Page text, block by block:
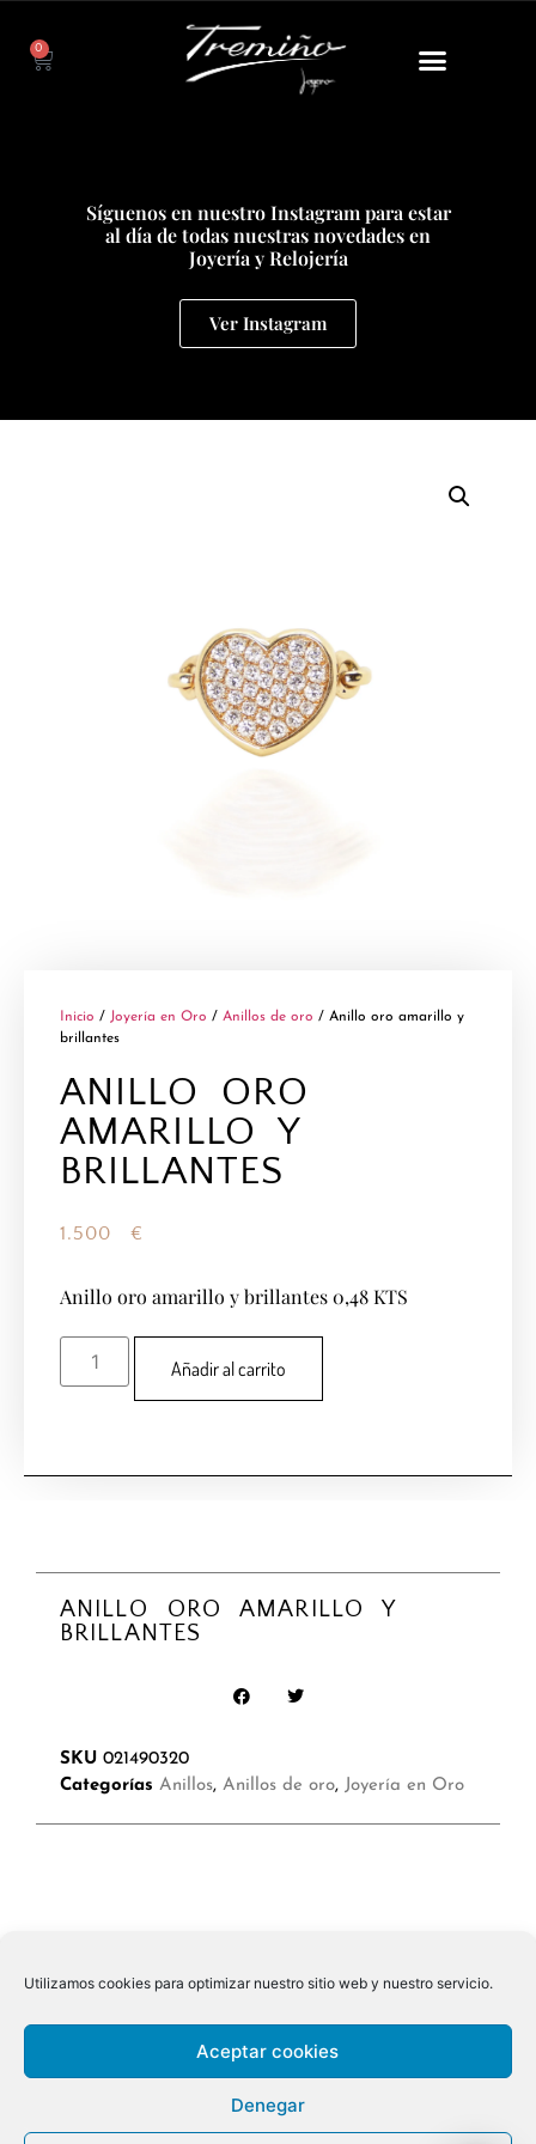
Utilizamos cookies para optimizar nuestro sitio web y nuestro servicio.
Aceptar cookies
Denegar
0
Síguenos en nuestro Instagram para estar
al día de todas nuestras novedades en
Joyería y Relojería
Ver Instagram
Inicio / Joyería en Oro / Anillos de oro / Anillo oro amarillo y
brillantes
ANILLO ORO
AMARILLO Y
BRILLANTES
1.500 €
Anillo oro amarillo y brillantes 0,48 KTS
Añadir al carrito
ANILLO ORO AMARILLO Y
BRILLANTES
SKU 021490320
Categorías Anillos, Anillos de oro, Joyería en Oro